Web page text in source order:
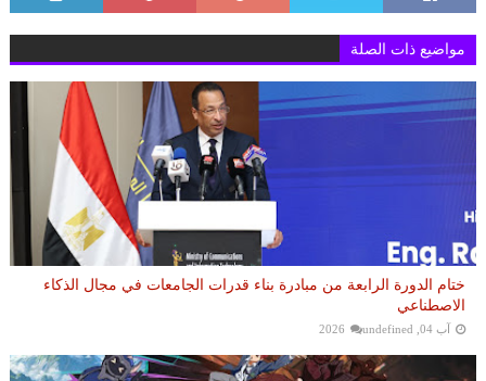
مواضيع ذات الصلة
ختام الدورة الرابعة من مبادرة بناء قدرات الجامعات في مجال الذكاء
الاصطناعي
آب 04, 2026 undefined